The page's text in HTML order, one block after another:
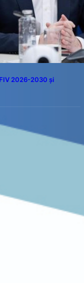
2026-2030 și